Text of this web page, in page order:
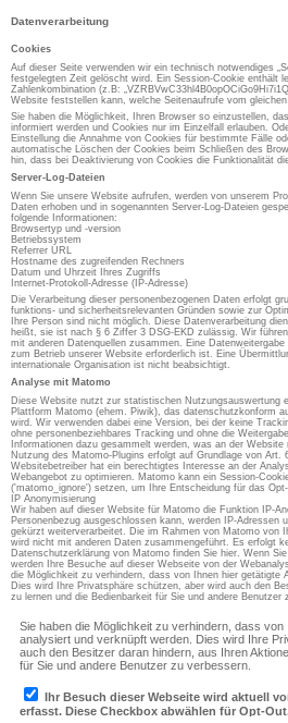
Datenverarbeitung
Cookies
Auf dieser Seite verwenden wir ein technisch notwendiges
festgelegten Zeit gelöscht wird. Ein Session-Cookie enthält
Zahlenkombination (z.B:
Website feststellen kann, welche Seitenaufrufe vom
Sie haben die Möglichkeit, Ihren Browser so einzustellen,
informiert werden und Cookies nur im Einzelfall erlauben.
Einstellung die Annahme von Cookies für bestimmte Fälle
automatische Löschen der Cookies beim Schließen des
hin, dass bei Deaktivierung von Cookies die Funktionalität
Server-Log-Dateien
Wenn Sie unsere Website aufrufen, werden von unserem
Daten erhoben und in sogenannten Server-Log-Dateien
folgende Informationen:
Browsertyp und -version
Betriebssystem
Referrer URL
Hostname des zugreifenden Rechners
Datum und Uhrzeit Ihres Zugriffs
Internet-Protokoll-Adresse (IP-Adresse)
Die Verarbeitung dieser personenbezogenen Daten erfolgt
funktions- und sicherheitsrelevanten Gründen sowie zur
Ihre Person sind nicht möglich. Diese Datenverarbeitung
heißt, sie ist nach § 6 Ziffer 3 DSG-EKD zulässig. Wir
mit anderen Datenquellen zusammen. Eine
zum Betrieb unserer Website erforderlich ist. Eine
internationale Organisation ist nicht beabsichtigt.
Analyse mit Matomo
Diese Website nutzt zur statistischen Nutzungsauswertung
Plattform Matomo (ehem. Piwik), das datenschutzkonform
wird. Wir verwenden dabei eine Version, bei der keine
ohne personenbeziehbares Tracking und ohne die
Informationen dazu gesammelt werden, was an der
Nutzung des Matomo-Plugins erfolgt auf Grundlage von
Websitebetreiber hat ein berechtigtes Interesse an der
Webangebot zu optimieren. Matomo kann ein Session-
('matomo_ignore') setzen, um Ihre Entscheidung für das
IP Anonymisierung
Wir haben auf dieser Website für Matomo die Funktion IP-
Personenbezug ausgeschlossen kann, werden IP-Adressen
gekürzt weiterverarbeitet. Die im Rahmen von Matomo von
wird nicht mit anderen Daten zusammengeführt. Es erfolgt
Datenschutzerklärung von Matomo finden Sie hier. Wenn
werden Ihre Besuche auf dieser Webseite von der
die Möglichkeit zu verhindern, dass von Ihnen hier getätigte
Dies wird Ihre Privatsphäre schützen, aber wird auch den
zu lernen und die Bedienbarkeit für Sie und andere Benutzer